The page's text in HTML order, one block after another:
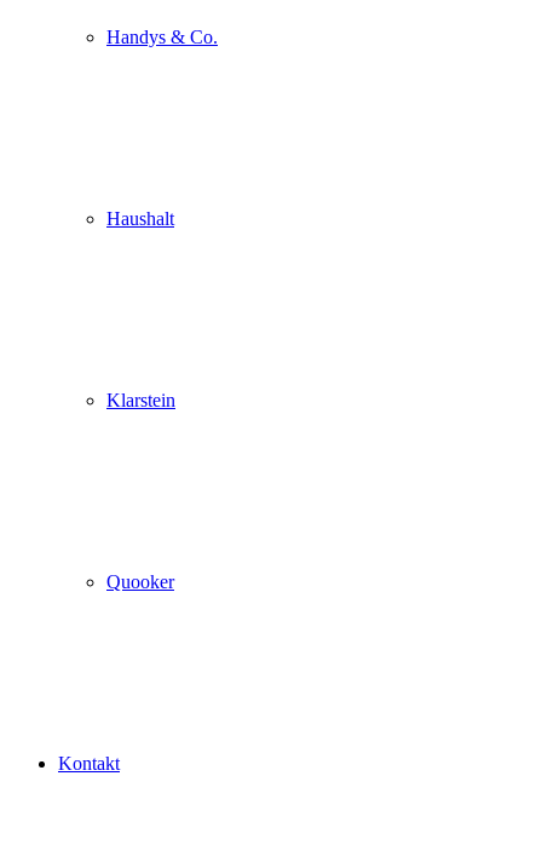
Handys & Co.
Haushalt
Klarstein
Quooker
Kontakt